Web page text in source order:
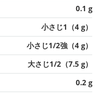
0.1 g
小さじ1（4 g）
小さじ1/2強（4 g）
大さじ1/2（7.5 g）
0.2 g